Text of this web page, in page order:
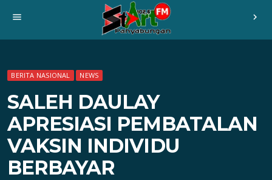
menu chevron_right
BERITA NASIONAL NEWS
SALEH DAULAY
APRESIASI PEMBATALAN
VAKSIN INDIVIDU
BERBAYAR